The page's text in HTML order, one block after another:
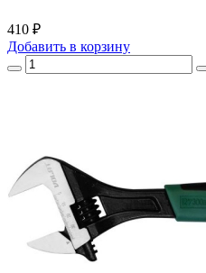
410 ₽
Добавить в корзину